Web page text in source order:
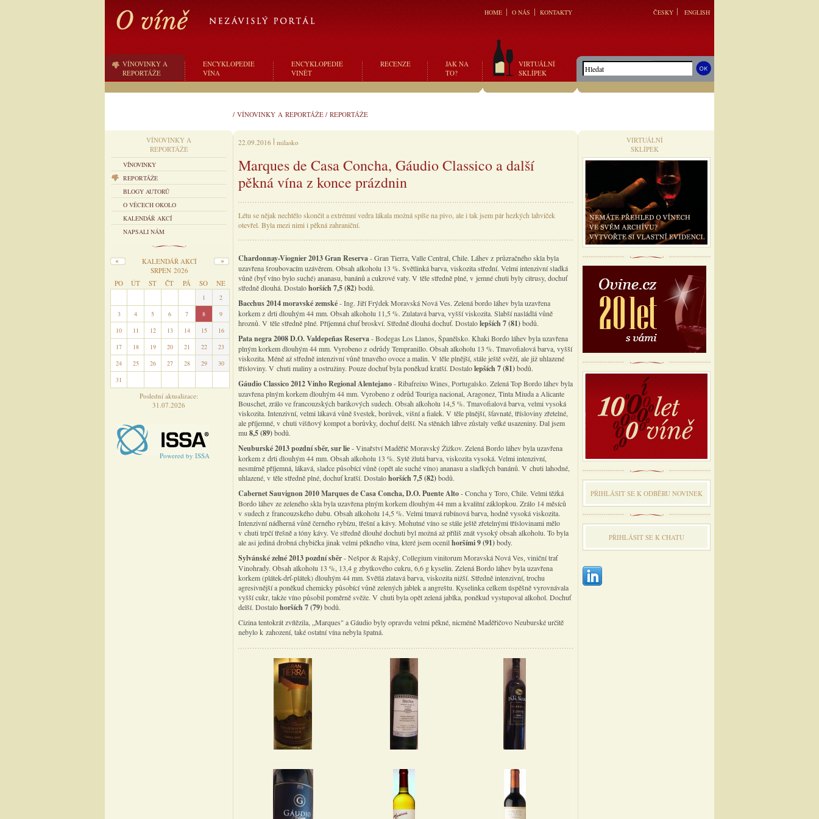
HOME O NÁS KONTAKTY ČESKY ENGLISH
VÍNOVINKY A
REPORTÁŽE
ENCYKLOPEDIE
VÍNA
ENCYKLOPEDIE
VINĚT
RECENZE
JAK NA
TO?
VIRTUÁLNÍ
SKLÍPEK
/ VÍNOVINKY A REPORTÁŽE / REPORTÁŽE
VÍNOVINKY A
REPORTÁŽE
VÍNOVINKY
REPORTÁŽE
BLOGY AUTORŮ
O VĚCECH OKOLO
KALENDÁŘ AKCÍ
NAPSALI NÁM
KALENDÁŘ AKCÍ
SRPEN 2026
PO
ÚT ST ČT PÁ SO NE
1
2
3
4 5 6 7 8
9
10
11 12 13 14 15
16
17
18 19 20 21 22
23
24
25 26 27 28 29
30
31
Poslední aktualizace:
31.07.2026
Powered by ISSA
22.09.2016 milasko
Marques de Casa Concha, Gáudio Classico a další
pěkná vína z konce prázdnin
Létu se nějak nechtělo skončit a extrémní vedra lákala možná spíše na pivo, ale i tak jsem pár hezkých lahviček
otevřel. Byla mezi nimi i pěkná zahraniční.
Chardonnay-Viognier 2013 Gran Reserva- Gran Tierra, Valle Central, Chile. Láhev z průzračného skla byla
uzavřena šroubovacím uzávěrem. Obsah alkoholu 13 %. Světlinká barva, viskozita střední. Velmi intenzivní sladká
vůně (byť víno bylo suché) ananasu, banánů a cukrové vaty. V těle středně plné, v jemné chuti byly citrusy, dochuť
středně dlouhá. Dostalohorších 7,5 (82)bodů.
Bacchus 2014 moravské zemské- Ing. Jiří Frýdek Moravská Nová Ves. Zelená bordo láhev byla uzavřena
korkem z drti dlouhým 44 mm. Obsah alkoholu 11,5 %. Zulatavá barva, vyšší viskozita. Slabší nasládlá vůně
hroznů. V těle středně plné. Příjemná chuť broskví. Středně dlouhá dochuť. Dostalolepších 7 (81)bodů.
Pata negra 2008 D.O. Valdepeñas Reserva- Bodegas Los Llanos, Španělsko. Khaki Bordo láhev byla uzavřena
plným korkem dlouhým 44 mm. Vyrobeno z odrůdy Tempranillo. Obsah alkoholu 13 %. Tmavofialová barva, vyšší
viskozita. Méně až středně intenzivní vůně tmavého ovoce a malin. V těle plnější, stále ještě svěží, ale již uhlazené
třísloviny. V chuti maliny a ostružiny. Pouze dochuť byla poněkud kratší. Dostalolepších 7 (81)bodů.
Gáudio Classico 2012 Vinho Regional Alentejano- Ribafreixo Wines, Portugalsko. Zelená Top Bordo láhev byla
uzavřena plným korkem dlouhým 44 mm. Vyrobeno z odrůd Touriga nacional, Aragonez, Tinta Miuda a Alicante
Bouschet, zrálo ve francouzských barikových sudech. Obsah alkoholu 14,5 %. Tmavofialová barva, velmi vysoká
viskozita. Intenzivní, velmi lákavá vůně švestek, borůvek, višní a fialek. V těle plnější, šťavnaté, třísloviny zřetelné,
ale příjemné, v chuti višňový kompot a borůvky, dochuť delší. Na stěnách láhve zůstaly velké usazeniny. Dal jsem
mu 8,5 (89)bodů.
Neuburské 2013 pozdní sběr, sur lie- Vinařství Maděřič Moravský Žižkov. Zelená Bordo láhev byla uzavřena
korkem z drti dlouhým 44 mm. Obsah alkoholu 13 %. Sytě žlutá barva, viskozita vysoká. Velmi intenzivní,
nesmírně příjemná, lákavá, sladce působící vůně (opět ale suché víno) ananasu a sladkých banánů. V chuti lahodné,
uhlazené, v těle středně plné, dochuť kratší. Dostalohorších 7,5 (82)bodů.
Cabernet Sauvignon 2010 Marques de Casa Concha, D.O. Puente Alto- Concha y Toro, Chile. Velmi těžká
Bordo láhev ze zeleného skla byla uzavřena plným korkem dlouhým 44 mm a kvalitní záklopkou. Zrálo 14 měsíců
v sudech z francouzského dubu. Obsah alkoholu 14,5 %. Velmi tmavá rubínová barva, hodně vysoká viskozita.
Intenzivní nádherná vůně černého rybízu, třešní a kávy. Mohutné víno se stále ještě zřetelnými tříslovinami mělo
v chuti trpčí třešně a tóny kávy. Ve středně dlouhé dochuti byl možná až příliš znát vysoký obsah alkoholu. To byla
ale asi jediná drobná chybička jinak velmi pěkného vína, které jsem ocenilhoršími 9 (91)body.
Sylvánské zelné 2013 pozdní sběr- Nešpor & Rajský, Collegium vinitorum Moravská Nová Ves, viniční trať
Vinohrady. Obsah alkoholu 13 %, 13,4 g zbytkového cukru, 6,6 g kyselin. Zelená Bordo láhev byla uzavřena
korkem (plátek-drť-plátek) dlouhým 44 mm. Světlá zlatavá barva, viskozita nižší. Středně intenzivní, trochu
agresivnější a poněkud chemicky působící vůně zelených jablek a angreštu. Kyselinka celkem úspěšně vyrovnávala
vyšší cukr, takže víno působil poměrně svěže. V chuti byla opět zelená jablka, poněkud vystupoval alkohol. Dochuť
delší. Dostalohorších 7 (79)bodů.
Cizina tentokrát zvítězila, „Marques" a Gáudio byly opravdu velmi pěkné, nicméně Maděřičovo Neuburské určitě
nebylo k zahození, také ostatní vína nebyla špatná.
VIRTUÁLNÍ
SKLÍPEK
PŘIHLÁSIT SE K ODBĔRU NOVINEK
PŘIHLÁSIT SE K CHATU